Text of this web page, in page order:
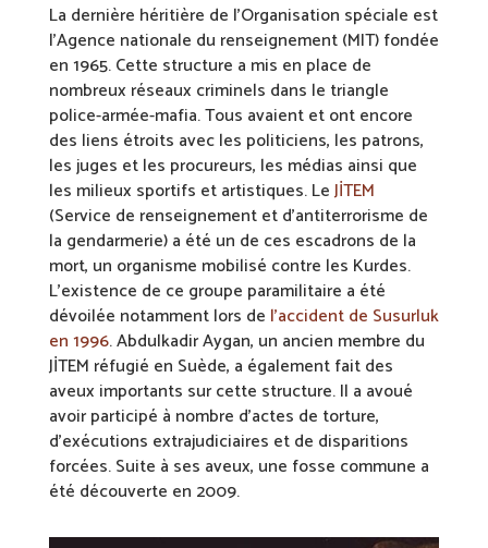
La dernière héritière de l’Organisation spéciale est
l’Agence nationale du renseignement (MIT) fondée
en 1965. Cette structure a mis en place de
nombreux réseaux criminels dans le triangle
police-armée-mafia. Tous avaient et ont encore
des liens étroits avec les politiciens, les patrons,
les juges et les procureurs, les médias ainsi que
les milieux sportifs et artistiques. LeJİTEM
(Service de renseignement et d’antiterrorisme de
la gendarmerie) a été un de ces escadrons de la
mort, un organisme mobilisé contre les Kurdes.
L’existence de ce groupe paramilitaire a été
dévoilée notamment lors de l’accident de Susurluk
en 1996. Abdulkadir Aygan, un ancien membre du
JİTEM réfugié en Suède, a également fait des
aveux importants sur cette structure. Il a avoué
avoir participé à nombre d’actes de torture,
d’exécutions extrajudiciaires et de disparitions
forcées. Suite à ses aveux, une fosse commune a
été découverte en 2009.